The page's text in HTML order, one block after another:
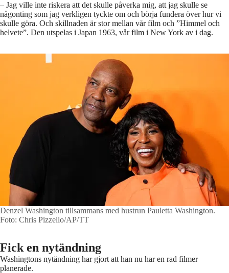
– Jag ville inte riskera att det skulle påverka mig, att jag skulle se
någonting som jag verkligen tyckte om och börja fundera över hur vi
skulle göra. Och skillnaden är stor mellan vår film och ”Himmel och
helvete”. Den utspelas i Japan 1963, vår film i New York av i dag.
Denzel Washington tillsammans med hustrun Pauletta Washington.
Foto: Chris Pizzello/AP/TT
Fick en nytändning
Washingtons nytändning har gjort att han nu har en rad filmer
planerade.